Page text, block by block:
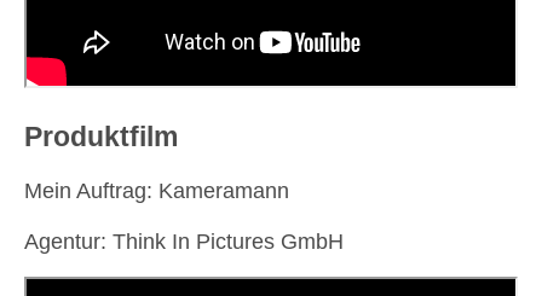
Produktfilm
Mein Auftrag: Kameramann
Agentur: Think In Pictures GmbH